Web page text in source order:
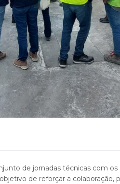
de jornadas técnicas com
de reforçar a